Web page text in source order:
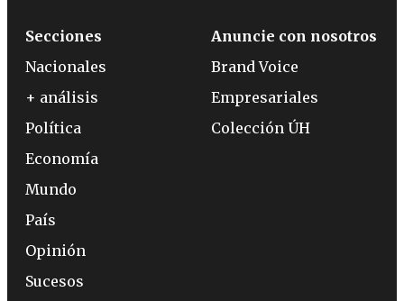
Secciones
Nacionales
+ análisis
Política
Economía
Mundo
País
Opinión
Sucesos
Anuncie con nosotros
Brand Voice
Empresariales
Colección ÚH